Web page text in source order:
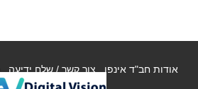
אודות חב"ד אינפו צור קשר / שלח ידיעה